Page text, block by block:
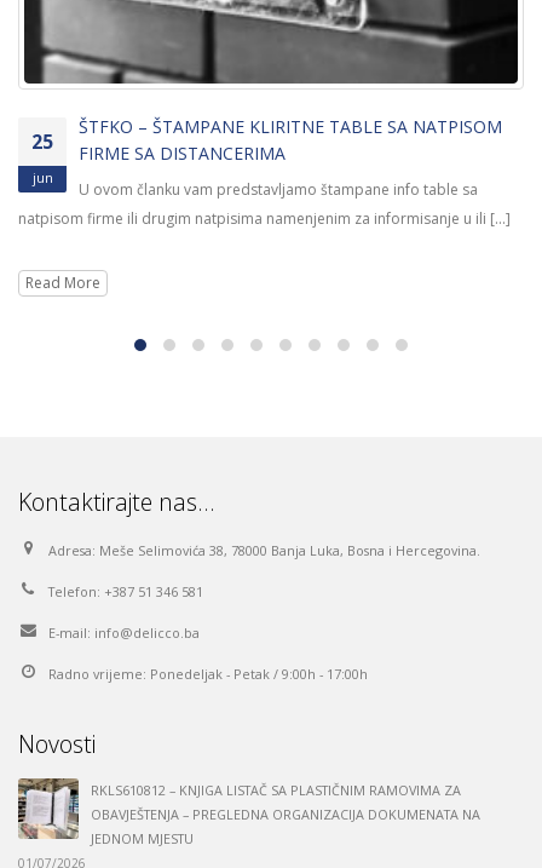
29
sep
PS800S – SVETLECA L INFO TABLA
U ovom članku vam predstavljamo Svetleću L info tablu. Svetleća
L info tabla je savremeno i elegantno rešenje za [...]
OBAVJEŠTENJA – PREGLEDNA ORGANIZACIJA DOKUMENATA NA
JEDNOM MJESTU
01/07/2026